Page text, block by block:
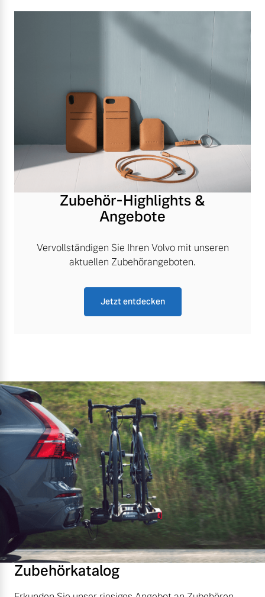
Zubehör-Highlights &
Angebote
Vervollständigen Sie Ihren Volvo mit unseren
aktuellen Zubehörangeboten.
Jetzt entdecken
Zubehörkatalog